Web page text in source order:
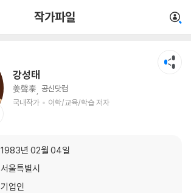
작가파일
강성태
姜聲泰 공신닷컴
국내작가
어학/교육/학습 저자
1983년 02월 04일
서울특별시
기업인
어학/교육/학습 저자